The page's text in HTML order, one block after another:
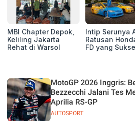
MBI Chapter Depok,
Keliling Jakarta
Rehat di Warsol
Intip Serunya
Ratusan
FD yang
AUTOSPORT
MotoGP 2026 Inggris:
Bezzecchi Jalani Tes
Aprilia RS-GP